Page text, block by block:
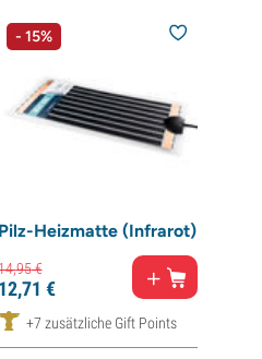
- 15%
Pilz-Heizmatte (Infrarot)
95€
12,71 €
+7 zusätzliche Gift Points